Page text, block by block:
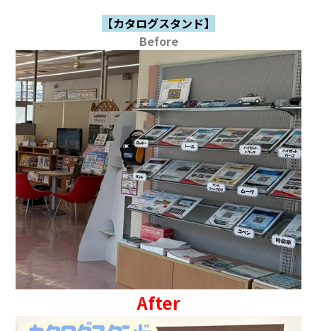
【カタログスタンド】
Before
After